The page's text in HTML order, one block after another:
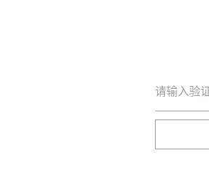
请输入验